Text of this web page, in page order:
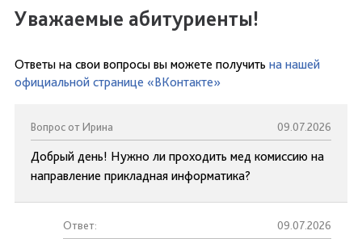
Уважаемые абитуриенты!
Ответы на свои вопросы вы можете получить на нашей
официальной странице «ВКонтакте»
Вопрос от Ирина 09.07.2026
Добрый день! Нужно ли проходить мед комиссию на
направление прикладная информатика?
Ответ: 09.07.2026